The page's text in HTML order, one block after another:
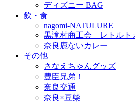
ディズニー BAG
飲・食
nagomi-NATULURE
黒滝村商工会 レトルト
奈良鹿ないカレー
その他
さなえちゃんグッズ
豊臣兄弟！
奈良交通
奈良×豆柴